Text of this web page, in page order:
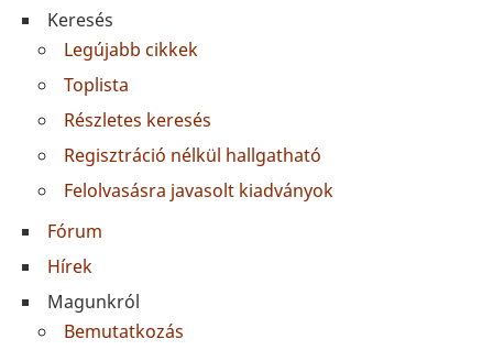
Keresés
Legújabb cikkek
Toplista
Részletes keresés
Regisztráció nélkül hallgatható
Felolvasásra javasolt kiadványok
Fórum
Hírek
Magunkról
Bemutatkozás